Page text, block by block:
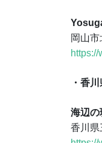
岡山
・香
海辺の
香川県